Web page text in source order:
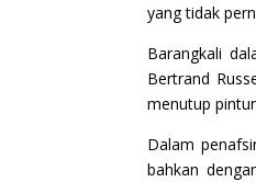
yang tidak
Barangkali
Bertrand
menutup
Dalam
bahkan